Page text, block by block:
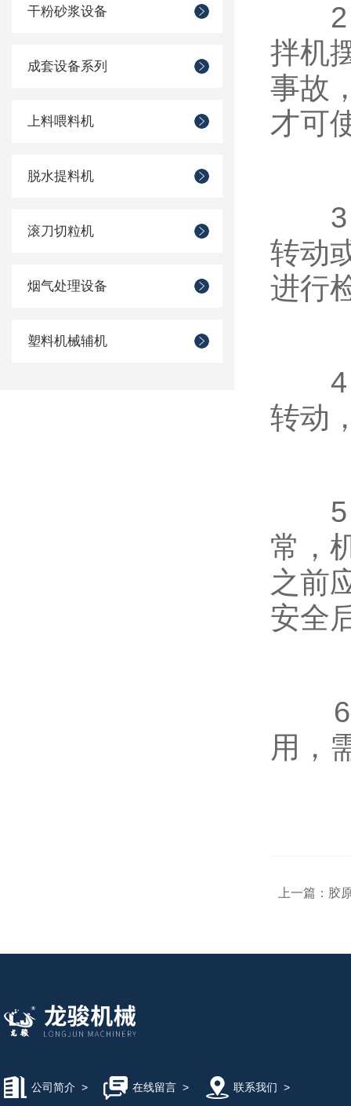
干粉砂浆设备
成套设备系列
上料喂料机
脱水提料机
滚刀切粒机
烟气处理设备
塑料机械辅机
2、
拌机
事故
才可
3、
转动
进行
4、
转动
5、
常，
之前
安全
6、
用，
上一篇： 胶
公司简介 > 在线留言> 联系我们 >